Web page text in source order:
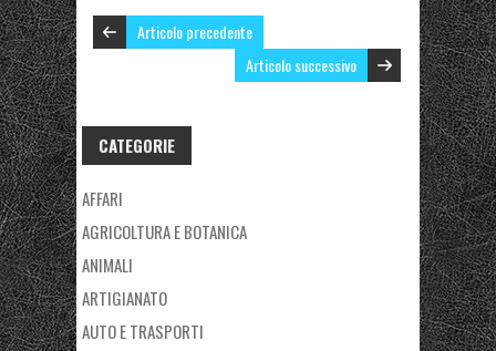
Articolo precedente
Articolo successivo
CATEGORIE
AFFARI
AGRICOLTURA E BOTANICA
ANIMALI
ARTIGIANATO
AUTO E TRASPORTI